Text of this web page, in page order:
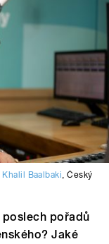
Khalil Baalbaki,Český
poslech pořadů
Jaké